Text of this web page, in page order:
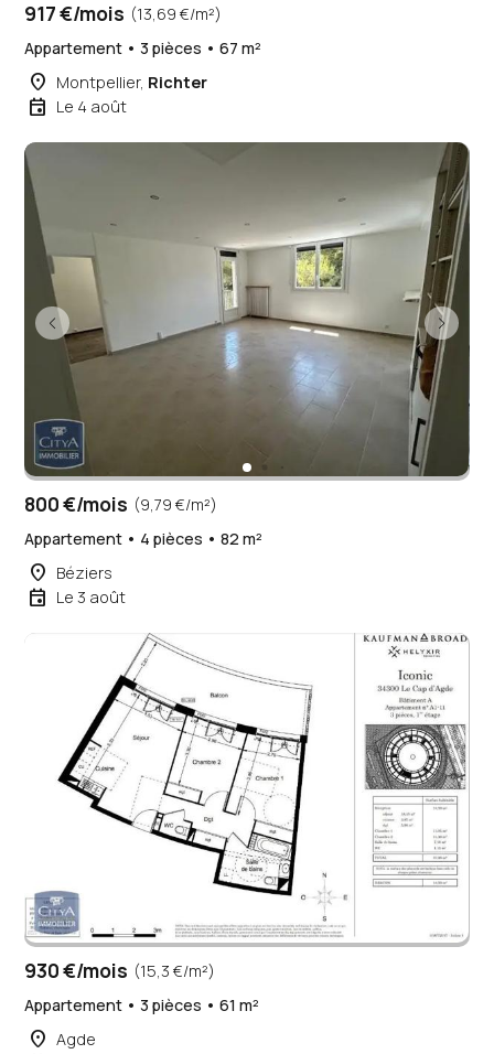
917 €/mois (13,69 €/m²)
Appartement • 3 pièces • 67 m²
place Montpellier, Richter
event Le 4 août
800 €/mois (9,79 €/m²)
Appartement • 4 pièces • 82 m²
place Béziers
event Le 3 août
930 €/mois (15,3 €/m²)
Appartement • 3 pièces • 61 m²
place Agde